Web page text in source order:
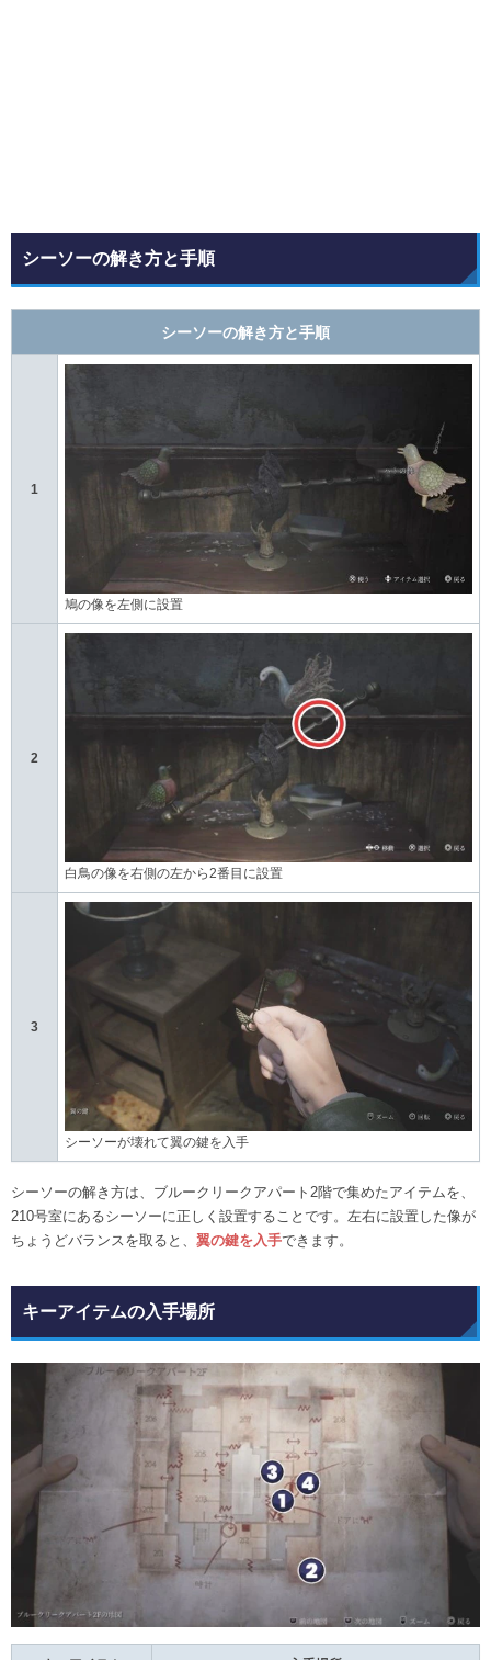
シーソーの解き方と手順
シーソーの解き方と手順
1
鳩の像を左側に設置
2
白鳥の像を右側の左から2番目に設置
3
シーソーが壊れて翼の鍵を入手
シーソーの解き方は、ブルークリークアパート2階で集めたアイテムを、
210号室にあるシーソーに正しく設置することです。左右に設置した像が
ちょうどバランスを取ると、 翼の鍵を入手できます。
キーアイテムの入手場所